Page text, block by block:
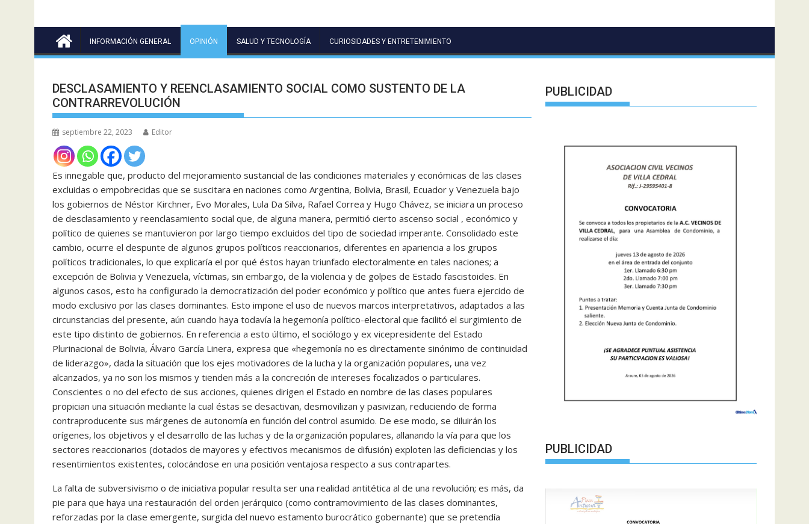
INFORMACIÓN GENERAL OPINIÓN SALUD Y TECNOLOGÍA CURIOSIDADES Y ENTRETENIMIENTO
DESCLASAMIENTO Y REENCLASAMIENTO SOCIAL COMO SUSTENTO DE LA
CONTRARREVOLUCIÓN
septiembre 22, 2023 Editor
Es innegable que, producto del mejoramiento sustancial de las condiciones materiales y económicas de las clases
excluidas o empobrecidas que se suscitara en naciones como Argentina, Bolivia, Brasil, Ecuador y Venezuela bajo
los gobiernos de Néstor Kirchner, Evo Morales, Lula Da Silva, Rafael Correa y Hugo Chávez, se iniciara un proceso
de desclasamiento y reenclasamiento social que, de alguna manera, permitió cierto ascenso social , económico y
político de quienes se mantuvieron por largo tiempo excluidos del tipo de sociedad imperante. Consolidado este
cambio, ocurre el despunte de algunos grupos políticos reaccionarios, diferentes en apariencia a los grupos
políticos tradicionales, lo que explicaría el por qué éstos hayan triunfado electoralmente en tales naciones; a
excepción de Bolivia y Venezuela, víctimas, sin embargo, de la violencia y de golpes de Estado fascistoides. En
algunos casos, esto ha configurado la democratización del poder económico y político que antes fuera ejercido de
modo exclusivo por las clases dominantes. Esto impone el uso de nuevos marcos interpretativos, adaptados a las
circunstancias del presente, aún cuando haya todavía la hegemonía político-electoral que facilitó el surgimiento de
este tipo distinto de gobiernos. En referencia a esto último, el sociólogo y ex vicepresidente del Estado
Plurinacional de Bolivia, Álvaro García Linera, expresa que «hegemonía no es directamente sinónimo de continuidad
de liderazgo», dada la situación que los ejes motivadores de la lucha y la organización populares, una vez
alcanzados, ya no son los mismos y tienden más a la concreción de intereses focalizados o particulares.
Conscientes o no del efecto de sus acciones, quienes dirigen el Estado en nombre de las clases populares
propician una situación mediante la cual éstas se desactivan, desmovilizan y pasivizan, reduciendo de forma
contraproducente sus márgenes de autonomía en función del control asumido. De ese modo, se diluirán los
orígenes, los objetivos y el desarrollo de las luchas y de la organización populares, allanando la vía para que los
sectores reaccionarios (dotados de mayores y efectivos mecanismos de difusión) exploten las deficiencias y los
resentimientos existentes, colocándose en una posición ventajosa respecto a sus contrapartes.
La falta de subversivismo o de iniciativa popular resulta ser una realidad antitética al de una revolución; es más, da
pie para que haya una restauración del orden jerárquico (como contramovimiento de las clases dominantes,
reforzadas por la clase emergente, surgida del nuevo estamento burocrático gobernante) que se pretendía
PUBLICIDAD
PUBLICIDAD